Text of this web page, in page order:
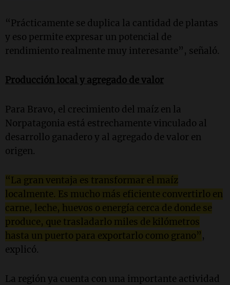
“Prácticamente se duplica la cantidad de plantas
y eso permite expresar un potencial de
rendimiento realmente muy interesante”, señaló.
Producción local y agregado de valor
Para Bravo, el crecimiento del maíz en la
Norpatagonia está estrechamente vinculado al
desarrollo ganadero y al agregado de valor en
origen.
“La gran ventaja es transformar el maíz
localmente. Es mucho más eficiente convertirlo en
carne, leche, huevos o energía cerca de donde se
produce, que trasladarlo miles de kilómetros
hasta un puerto para exportarlo como grano”,
explicó.
La región ya cuenta con una importante actividad